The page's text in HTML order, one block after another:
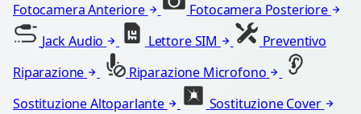
Fotocamera Anteriore
Fotocamera Posteriore
Jack Audio
Lettore SIM
Preventivo
Riparazione
Riparazione Microfono
Sostituzione Altoparlante
Sostituzione Cover